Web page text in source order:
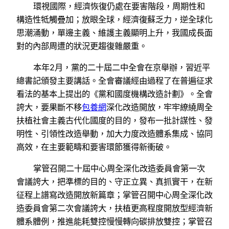
環視國際，經濟恢復仍處在要害階段，周期性和
構造性牴觸疊加；放眼全球，經濟復蘇乏力，逆全球化
思潮涌動，單邊主義、維護主義顯明上升，我國成長面
對的內部周遭的狀況更趨復雜嚴重。
本年2月，黨的二十屆二中全會在京舉辦，習近平
總書記頒發主要講話。全會審議經由過程了在普遍征求
看法的基本上提出的《黨和國度機構改造計劃》。全會
誇大，要果斷不移包養網深化改造開放，牢牢繚繞周全
扶植社會主義古代化國度的目的，發布一批計謀性、發
明性、引領性改造舉動，加大力度改造體系集成、協同
高效，在主要範疇和要害環節獲得新衝破。
掌管召開二十屆中心周全深化改造委員會第一次
會議誇大，把準標的目的、守正立異、真抓實干，在新
征程上譜寫改造開放新篇章；掌管召開中心周全深化改
造委員會第二次會議誇大，扶植更高程度開放型經濟新
體系體例，推進能耗雙控慢慢轉向碳排放雙控；掌管召